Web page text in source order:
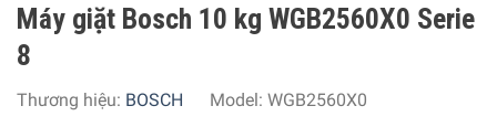
Máy giặt Bosch 10 kg WGB2560X0 Serie
8
Thương hiệu: BOSCH Model: WGB2560X0